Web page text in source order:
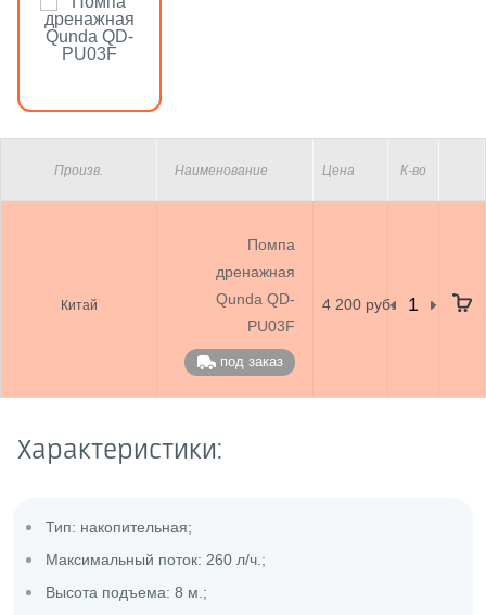
Произв. Наименование Цена К-во
Китай
Помпа
дренажная
Qunda QD-
PU03F
под заказ
4 200 руб.
Характеристики:
Тип: накопительная;
Максимальный поток: 260 л/ч.;
Высота подъема: 8 м.;